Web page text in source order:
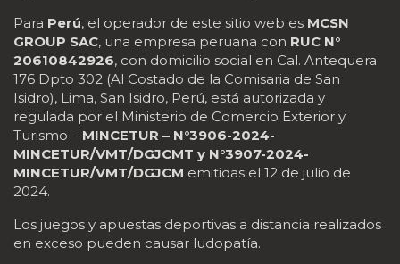
Para Perú, el operador de este sitio web es MCSN
GROUP SAC, una empresa peruana con RUC N°
20610842926, con domicilio social en Cal. Antequera
176 Dpto 302 (Al Costado de la Comisaria de San
Isidro), Lima, San Isidro, Perú, está autorizada y
regulada por el Ministerio de Comercio Exterior y
Turismo – MINCETUR – N°3906-2024-
MINCETUR/VMT/DGJCMT y N°3907-2024-
MINCETUR/VMT/DGJCM emitidas el 12 de julio de
2024.
Los juegos y apuestas deportivas a distancia realizados
en exceso pueden causar ludopatía.